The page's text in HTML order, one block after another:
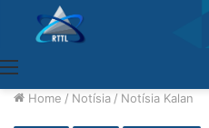
Home / Notísia / Notísia Kalan